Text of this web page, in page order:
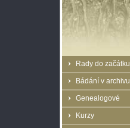
Rady do začátku
Bádání v archivu
Genealogové
Kurzy